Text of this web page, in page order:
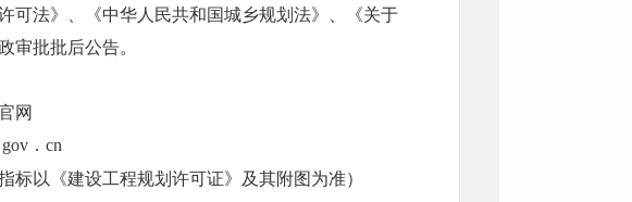
可法》、《中华人民共和国城乡规划法》、《关于
批批后公告。
网
．cn
以《建设工程规划许可证》及其附图为准）